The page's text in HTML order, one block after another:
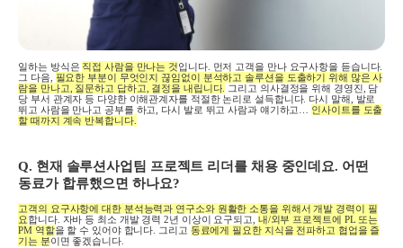
일하는 방식은 직접 사람을 만나는 것입니다. 먼저 고객을 만나 요구사항을 듣습니다.
그 다음
필요한 부분이 무엇인지 끊임없이 분석하고 솔루션을 도출하기 위해 많은 사
람을 만나고 질문하고 답하고 결정을 내립니다 그리고 의사결정을 위해 경영진 담
당 부서 관계자 등 다양한 이해관계자를 적절한 논리로 설득합니다. 다시 말해
발로
뛰고 사람을 만나고 공부를 하고
다시 발로 뛰고 사람과 얘기하고
인사이트를 도출
할 때까지 계속 반복합니다.
Q. 현재 솔루션사업팀 프로젝트 리더를 채용 중인데요. 어떤
동료가 합류했으면 하나요?
고객의 요구사항에 대한 분석능력과 연구소와 원활한 소통을 위해서 개발 경력이 필
요합니다. 자바 등 최소 개발 경력2년 이상이 요구되고 내/외부 프로젝트에 PL 또는
PM 역할을 할 수 있어야 합니다 그리고 동료에게 필요한 지식을 전파하고 협업을 즐
기는 분이면 좋겠습니다.